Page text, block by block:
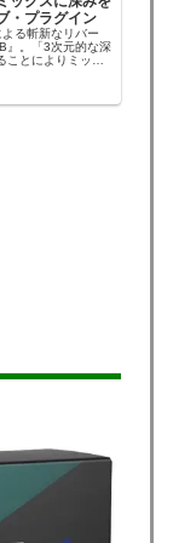
・プラグイン
る斬新なリバー
』。「3次元的な深
とによりミック
ドイツの大手音響